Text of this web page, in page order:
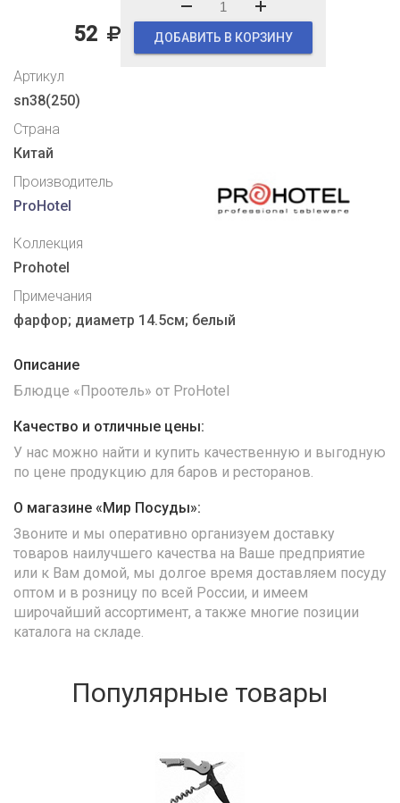
52 ДОБАВИТЬ В КОРЗИНУ
Артикул
sn38(250)
Страна
Китай
Производитель
ProHotel
Коллекция
Prohotel
Примечания
фарфор; диаметр 14.5см; белый
Описание
Блюдце «Проотель» от ProHotel
Качество и отличные цены:
У нас можно найти и купить качественную и выгодную
по цене продукцию для баров и ресторанов.
О магазине «Мир Посуды»:
Звоните и мы оперативно организуем доставку
товаров наилучшего качества на Ваше предприятие
или к Вам домой, мы долгое время доставляем посуду
оптом и в розницу по всей России, и имеем
широчайший ассортимент, а также многие позиции
каталога на складе.
Популярные товары